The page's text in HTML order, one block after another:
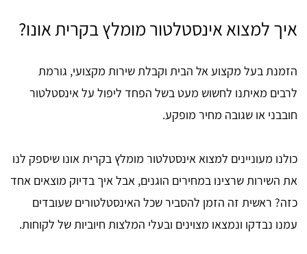
איך למצוא אינסטלטור מומלץ בקרית אונו?
הזמנת בעל מקצוע אל הבית וקבלת שירות מקצועי, גורמת
לרבים מאיתנו לחשוש מעט בשל הפחד ליפול על אינסטלטור
חובבני או שגובה מחיר מופקע.
כולנו מעוניינים למצוא אינסטלטור מומלץ בקרית אונו שיספק לנו
את השירות שרצינו במחירים הוגנים, אבל איך בדיוק מוצאים אחד
כזה? ראשית זה הזמן להסביר שכל האינסטלטורים שעובדים
עמנו נבדקו ונמצאו מצוינים ובעלי המלצות חיוביות של לקוחות.